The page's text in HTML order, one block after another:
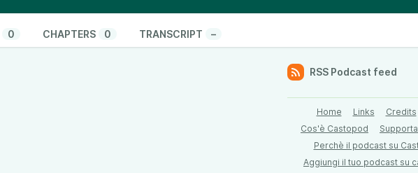
0 CHAPTERS 0 TRANSCRIPT –
RSS Podcast feed
Home Links Credits
Cos'è Castopod
Perchè il podcast su
Aggiungi il tuo podcast su